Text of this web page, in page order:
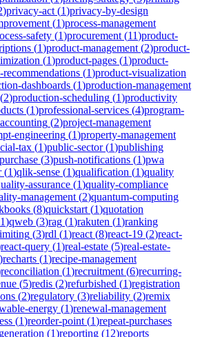
)privacy-act (1)privacy-by-design
(1)process-management
safety (1)procurement (11)product-
(1)product-management (2)product-
(1)product-pages (1)product-
recommendations (1)product-visualization
dashboards (1)production-management
(2)production-scheduling (1)productivity
(1)professional-services (4)program-
(2)project-management
engineering (1)property-management
tax (1)public-sector(1)publishing
purchase (3)push-notifications (1)pwa
(1)qlik-sense (1)qualification (1)quality
assurance (1)quality-compliance
management (2)quantum-computing
(8)quickstart (1)quotation
1)qweb (3)rag (1)rakuten (1)ranking
(3)rdl (1)react (8)react-19 (2)react-
react-query (1)real-estate (5)real-estate-
)recharts (1)recipe-management
reconciliation (1)recruitment (6)recurring-
(5)redis (2)refurbished (1)registration
(2)regulatory (3)reliability (2)remix
energy (1)renewal-management
(1)reorder-point (1)repeat-purchases
(1)reporting (12)reports